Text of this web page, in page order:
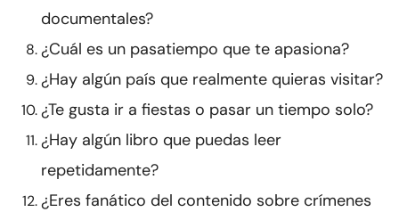
documentales?
¿Cuál es un pasatiempo que te apasiona?
¿Hay algún país que realmente quieras visitar?
¿Te gusta ir a fiestas o pasar un tiempo solo?
¿Hay algún libro que puedas leer
repetidamente?
¿Eres fanático del contenido sobre crímenes